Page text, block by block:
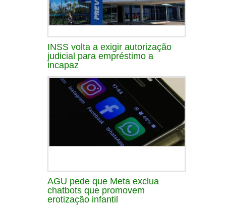
INSS volta a exigir autorização
judicial para empréstimo a
incapaz
AGU pede que Meta exclua
chatbots que promovem
erotização infantil